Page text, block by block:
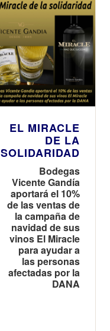
EL MIRACLE
DE LA
SOLIDARIDAD
Bodegas
Vicente Gandía
aportará el 10%
de las ventas de
la campaña de
navidad de sus
vinos El Miracle
para ayudar a
las personas
afectadas por la
DANA